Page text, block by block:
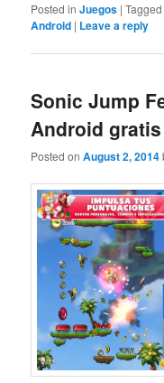
Posted in Juegos |Tagged
Android | Leave a reply
Sonic Jump
Android gratis
Posted onAugust 2, 2014